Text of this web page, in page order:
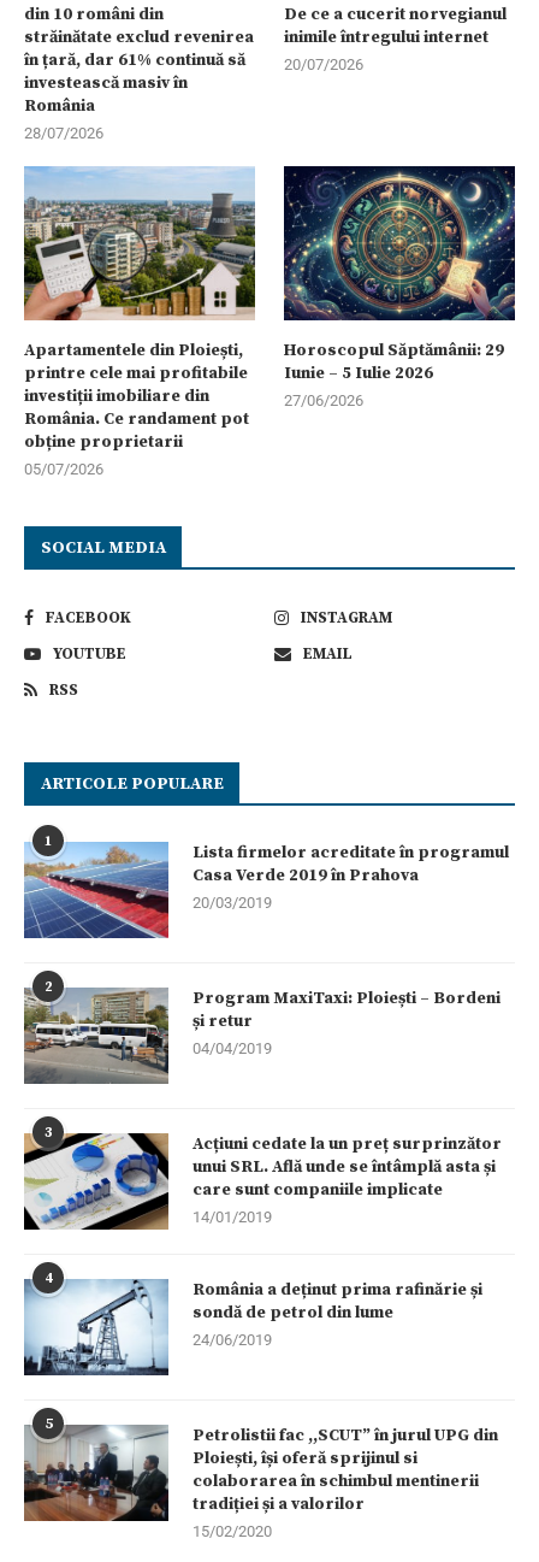
din 10 români din
străinătate exclud revenirea
în țară, dar 61% continuă să
investească masiv în
România
28/07/2026
De ce a cucerit norvegianul
inimile întregului internet
20/07/2026
Apartamentele din Ploiești,
printre cele mai profitabile
investiții imobiliare din
România. Ce randament pot
obține proprietarii
05/07/2026
Horoscopul Săptămânii: 29
Iunie – 5 Iulie 2026
27/06/2026
SOCIAL MEDIA
FACEBOOK
INSTAGRAM
YOUTUBE
EMAIL
RSS
ARTICOLE POPULARE
1
Lista firmelor acreditate în programul
Casa Verde 2019 în Prahova
20/03/2019
2
Program MaxiTaxi: Ploiești – Bordeni
și retur
04/04/2019
3
Acțiuni cedate la un preț surprinzător
unui SRL. Află unde se întâmplă asta și
care sunt companiile implicate
14/01/2019
4
România a deținut prima rafinărie și
sondă de petrol din lume
24/06/2019
5
Petrolistii fac ,,SCUT” în jurul UPG din
Ploiești, își oferă sprijinul si
colaborarea în schimbul mentinerii
tradiției și a valorilor
15/02/2020